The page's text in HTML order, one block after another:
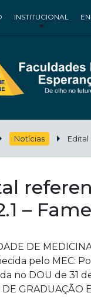
INSTITUCIONAL
Notícias Edital
–
DE
pelo MEC:
no DOU de 31
DE GRADUAÇÃO